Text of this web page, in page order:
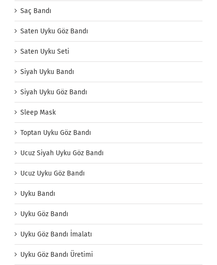
Saç Bandı
Saten Uyku Göz Bandı
Saten Uyku Seti
Siyah Uyku Bandı
Siyah Uyku Göz Bandı
Sleep Mask
Toptan Uyku Göz Bandı
Ucuz Siyah Uyku Göz Bandı
Ucuz Uyku Göz Bandı
Uyku Bandı
Uyku Göz Bandı
Uyku Göz Bandı İmalatı
Uyku Göz Bandı Üretimi